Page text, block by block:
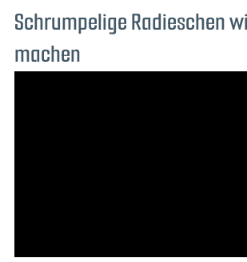
Schrumpelige Radieschen
machen